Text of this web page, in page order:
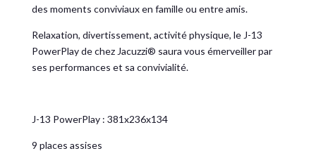
des moments conviviaux en famille ou entre amis.
Relaxation, divertissement, activité physique, le J-13
PowerPlay de chez Jacuzzi® saura vous émerveiller par
ses performances et sa convivialité.
J-13 PowerPlay : 381x236x134
9 places assises